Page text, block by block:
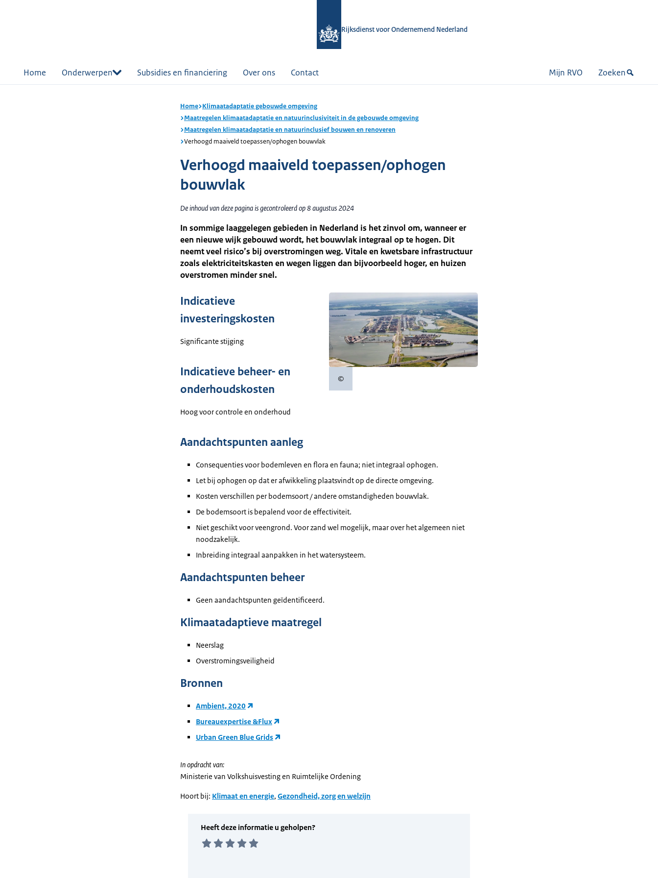
Rijksdienst voor Ondernemend Nederland
Home Onderwerpen Subsidies en financiering Over ons Contact Mijn RVO Zoeken
Home Klimaatadaptatie gebouwde omgeving
Maatregelen klimaatadaptatie en natuurinclusiviteit in de gebouwde omgeving
Maatregelen klimaatadaptatie en natuurinclusief bouwen en renoveren
Verhoogd maaiveld toepassen/ophogen bouwvlak
Verhoogd maaiveld toepassen/ophogen
bouwvlak
De inhoud van deze pagina is gecontroleerd op 8 augustus 2024
In sommige laaggelegen gebieden in Nederland is het zinvol om, wanneer er
een nieuwe wijk gebouwd wordt, het bouwvlak integraal op te hogen. Dit
neemt veel risico’s bij overstromingen weg. Vitale en kwetsbare infrastructuur
zoals elektriciteitskasten en wegen liggen dan bijvoorbeeld hoger, en huizen
overstromen minder snel.
©Copyrightinformatie
Indicatieve
investeringskosten
Significante stijging
Indicatieve beheer- en
onderhoudskosten
Hoog voor controle en onderhoud
Aandachtspunten aanleg
Consequenties voor bodemleven en flora en fauna; niet integraal ophogen.
Let bij ophogen op dat er afwikkeling plaatsvindt op de directe omgeving.
Kosten verschillen per bodemsoort / andere omstandigheden bouwvlak.
De bodemsoort is bepalend voor de effectiviteit.
Niet geschikt voor veengrond. Voor zand wel mogelijk, maar over het algemeen niet
noodzakelijk.
Inbreiding integraal aanpakken in het watersysteem.
Aandachtspunten beheer
Geen aandachtspunten geïdentificeerd.
Klimaatadaptieve maatregel
Neerslag
Overstromingsveiligheid
Bronnen
Ambient, 2020
Bureauexpertise &Flux
Urban Green Blue Grids
In opdracht van:
Ministerie van Volkshuisvesting en Ruimtelijke Ordening
Hoort bij: Klimaat en energie, Gezondheid, zorg en welzijn